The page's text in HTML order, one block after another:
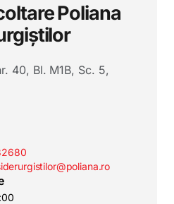
Poliana
40, Bl. M1B, Sc. 5,